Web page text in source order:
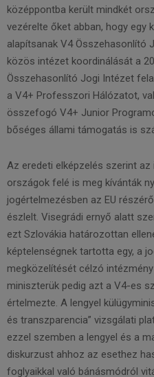
középpontba került mindkét
vezérelte őket abban, hogy egy
alapítsanak V4 Összehasonlító
közös intézet koordinálását a
Összehasonlító Jogi Intézet
a V4+ Professzori Hálózatot,
összefogó V4+ Junior
bőséges állami támogatás is
Az eredeti elképzelés szerint
országok felé is meg kívánták
jogértelmezésben az EU
észlelt. Visegrádi ernyő alatt
ezt Szlovákia határozottan
képtelenségnek tartotta egy, a
megközelítését célzó
miniszterük pedig azt a V4-es
értelmezte. A lengyel
és transzparencia” vizsgálati
ezzel szemben a lengyel és a
diskurzust ahhoz az esethez
foglyaikkal való bánásmódról